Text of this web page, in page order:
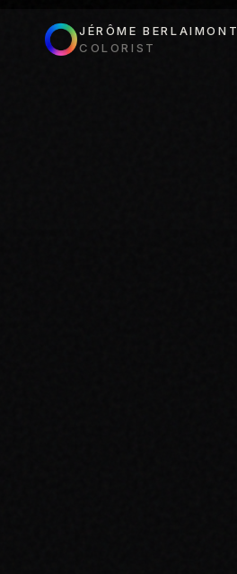
JÉRÔME BERLAIMONT
COLORIST